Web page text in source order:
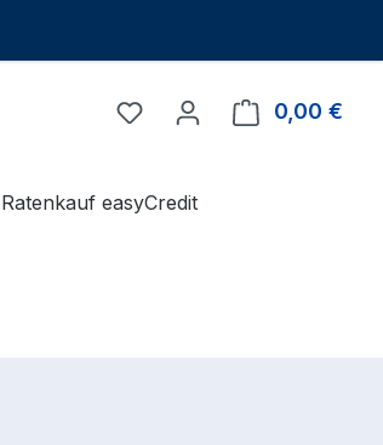
Du hast 0 Produkte auf
0,00 €
Ratenkauf easyCredit